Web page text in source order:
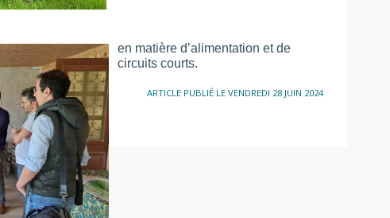
en matière d’alimentation et de
circuits courts.
ARTICLE PUBLIÉ LE VENDREDI 28 JUIN 2024